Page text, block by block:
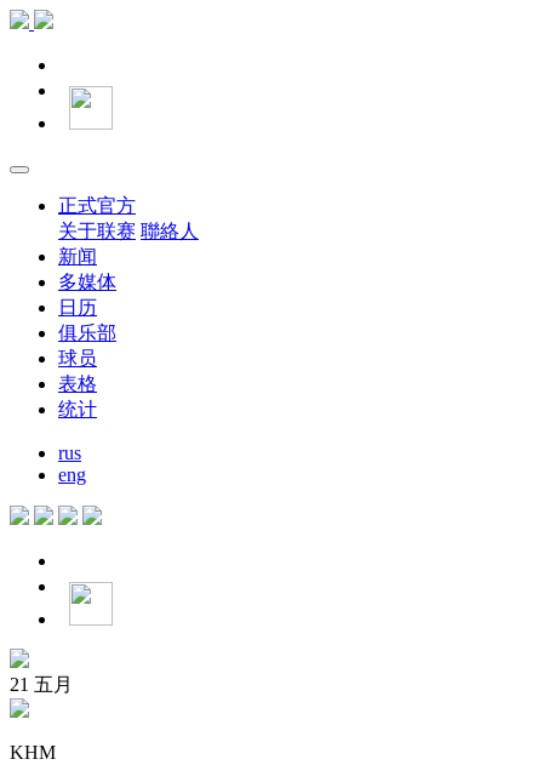
正式官方
关于联赛 聯絡人
新闻
多媒体
日历
俱乐部
球员
表格
统计
rus
eng
21 五月
KHM